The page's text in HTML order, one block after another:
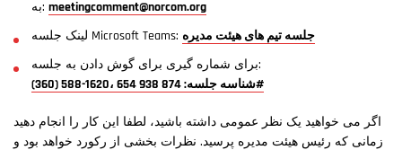
به: meetingcomment@norcom.org
لینک جلسه Microsoft Teams: جلسه تیم های هیئت مدیره
برای شماره گیری برای گوش دادن به جلسه:
(360) 588-1620، شناسه جلسه: 874 938 654#
اگر می خواهید یک نظر عمومی داشته باشید، لطفا این کار را انجام دهید
زمانی که رئیس هیئت مدیره پرسید. نظرات بخشی از رکورد خواهد بود و